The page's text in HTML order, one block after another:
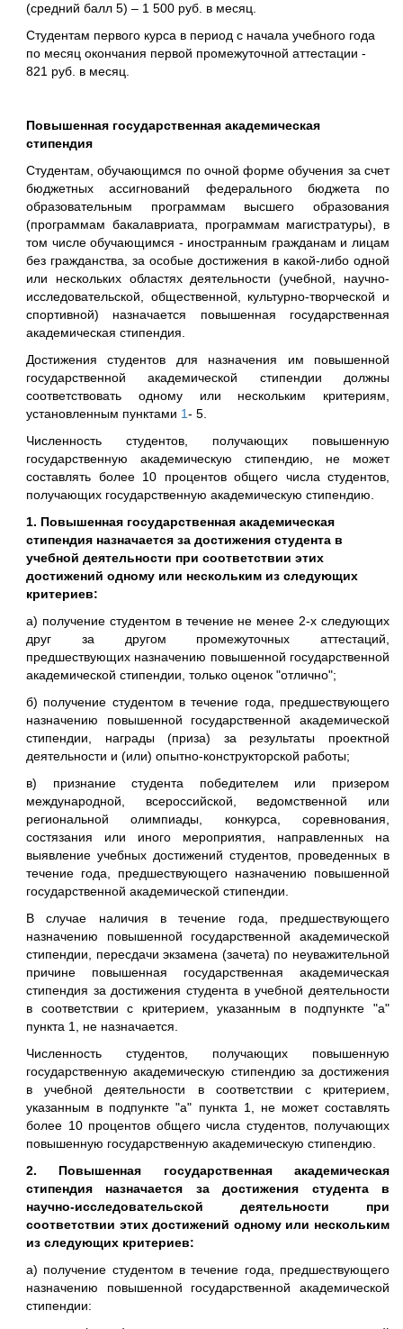
(средний балл 5) – 1 500 руб. в месяц.
Студентам первого курса в период с начала учебного года
по месяц окончания первой промежуточной аттестации -
821 руб. в месяц.
Повышенная государственная академическая
стипендия
Студентам, обучающимся по очной форме обучения за счет
бюджетных ассигнований федерального бюджета по
образовательным программам высшего образования
(программам бакалавриата, программам магистратуры), в
том числе обучающимся - иностранным гражданам и лицам
без гражданства, за особые достижения в какой-либо одной
или нескольких областях деятельности (учебной, научно-
исследовательской, общественной, культурно-творческой и
спортивной) назначается повышенная государственная
академическая стипендия.
Достижения студентов для назначения им повышенной
государственной академической стипендии должны
соответствовать одному или нескольким критериям,
установленным пунктами 1- 5.
Численность студентов, получающих повышенную
государственную академическую стипендию, не может
составлять более 10 процентов общего числа студентов,
получающих государственную академическую стипендию.
1. Повышенная государственная академическая
стипендия назначается за достижения студента в
учебной деятельности при соответствии этих
достижений одному или нескольким из следующих
критериев:
а) получение студентом в течение не менее 2-х следующих
друг за другом промежуточных аттестаций,
предшествующих назначению повышенной государственной
академической стипендии, только оценок "отлично";
б) получение студентом в течение года, предшествующего
назначению повышенной государственной академической
стипендии, награды (приза) за результаты проектной
деятельности и (или) опытно-конструкторской работы;
в) признание студента победителем или призером
международной, всероссийской, ведомственной или
региональной олимпиады, конкурса, соревнования,
состязания или иного мероприятия, направленных на
выявление учебных достижений студентов, проведенных в
течение года, предшествующего назначению повышенной
государственной академической стипендии.
В случае наличия в течение года, предшествующего
назначению повышенной государственной академической
стипендии, пересдачи экзамена (зачета) по неуважительной
причине повышенная государственная академическая
стипендия за достижения студента в учебной деятельности
в соответствии с критерием, указанным в подпункте "а"
пункта 1, не назначается.
Численность студентов, получающих повышенную
государственную академическую стипендию за достижения
в учебной деятельности в соответствии с критерием,
указанным в подпункте "а" пункта 1, не может составлять
более 10 процентов общего числа студентов, получающих
повышенную государственную академическую стипендию.
2. Повышенная государственная академическая
стипендия назначается за достижения студента в
научно-исследовательской деятельности при
соответствии этих достижений одному или нескольким
из следующих критериев:
а) получение студентом в течение года, предшествующего
назначению повышенной государственной академической
стипендии: